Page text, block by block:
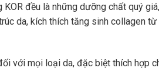
KOR đều là những dưỡng chất quý
da, kích thích tăng sinh collagen
với mọi loại da, đặc biệt thích hợp